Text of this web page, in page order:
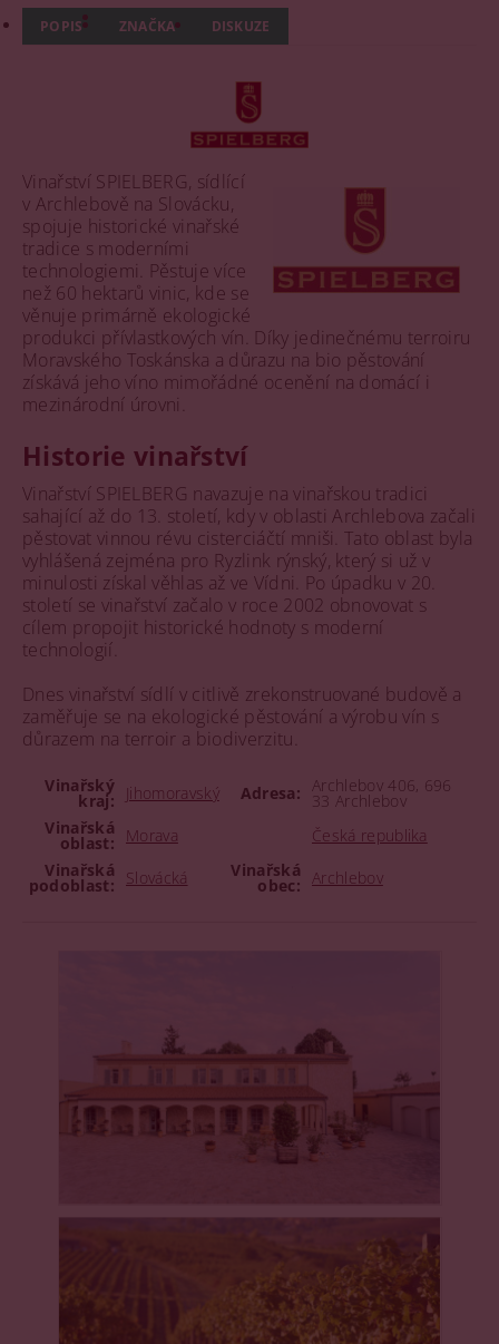
POPIS ZNAČKA DISKUZE
Vinařství SPIELBERG, sídlící
v Archlebově na Slovácku,
spojuje historické vinařské
tradice s moderními
technologiemi. Pěstuje více
než 60 hektarů vinic, kde se
věnuje primárně ekologické
produkci přívlastkových vín. Díky jedinečnému terroiru
Moravského Toskánska a důrazu na bio pěstování
získává jeho víno mimořádné ocenění na domácí i
mezinárodní úrovni.
Historie vinařství
Vinařství SPIELBERG navazuje na vinařskou tradici
sahající až do 13. století, kdy v oblasti Archlebova začali
pěstovat vinnou révu cisterciáčtí mniši. Tato oblast byla
vyhlášená zejména pro Ryzlink rýnský, který si už v
minulosti získal věhlas až ve Vídni. Po úpadku v 20.
století se vinařství začalo v roce 2002 obnovovat s
cílem propojit historické hodnoty s moderní
technologií.
Dnes vinařství sídlí v citlivě zrekonstruované budově a
zaměřuje se na ekologické pěstování a výrobu vín s
důrazem na terroir a biodiverzitu.
Vinařský
kraj: Jihomoravský Adresa: Archlebov 406, 696
33 Archlebov
Vinařská
oblast: Morava
Česká republika
Vinařská
podoblast: Slovácká Vinařská
obec: Archlebov